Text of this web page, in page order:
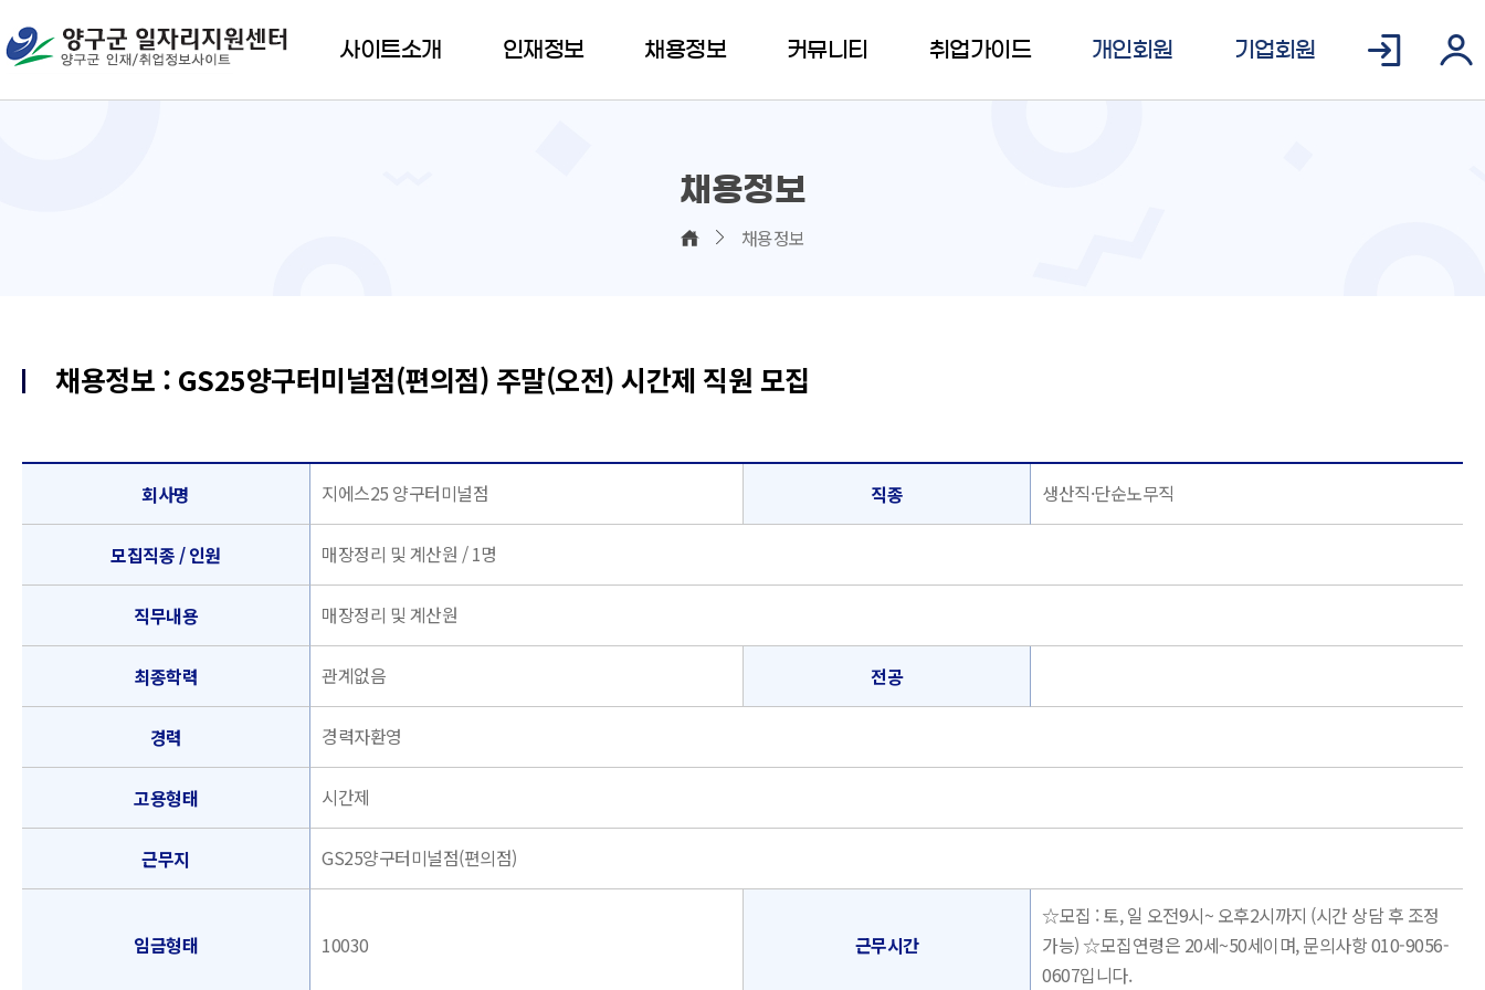
사이트소개 인재정보 채용정보 커뮤니티 취업가이드 개인회원 기업회원
채용정보
채용정보
채용정보 : GS25양구터미널점(편의점) 주말(오전) 시간제 직원 모집
회사명 지에스25 양구터미널점 직종 생산직·단순노무직
모집직종 / 인원 매장정리 및 계산원 / 1명
직무내용 매장정리 및 계산원
최종학력 관계없음 전공
경력 경력자환영
고용형태 시간제
근무지 GS25양구터미널점(편의점)
임금형태 10030 근무시간
☆모집 : 토, 일 오전9시~ 오후2시까지 (시간 상담 후 조정
가능) ☆모집연령은 20세~50세이며, 문의사항 010-9056-
0607입니다.